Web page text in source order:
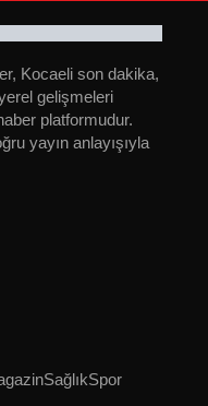
yayın anlayışıyla